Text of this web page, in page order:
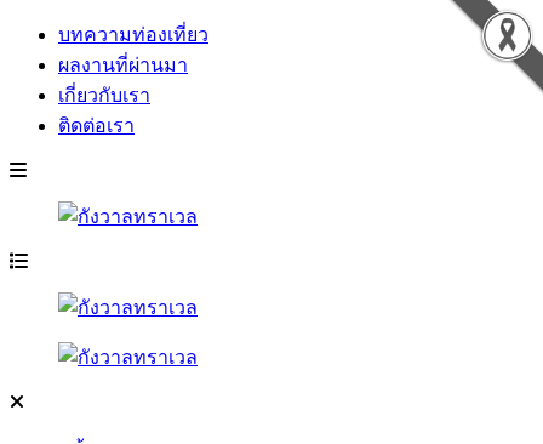
บทความท่องเที่ยว
ผลงานที่ผ่านมา
เกี่ยวกับเรา
ติดต่อเรา